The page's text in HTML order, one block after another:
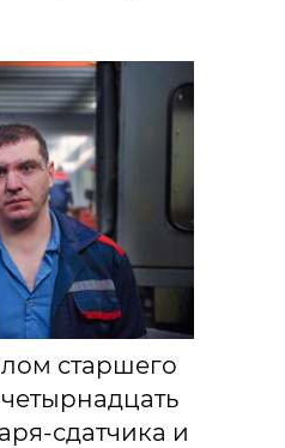
старшего
сдатчика и